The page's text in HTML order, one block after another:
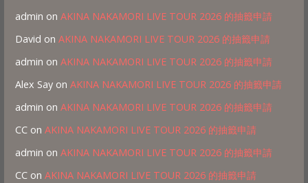
admin onAKINA NAKAMORI LIVE TOUR 2026 的抽籤申請
David onAKINA NAKAMORI LIVE TOUR 2026 的抽籤申請
admin onAKINA NAKAMORI LIVE TOUR 2026 的抽籤申請
Alex Say onAKINA NAKAMORI LIVE TOUR 2026 的抽籤申請
admin onAKINA NAKAMORI LIVE TOUR 2026 的抽籤申請
CC onAKINA NAKAMORI LIVE TOUR 2026 的抽籤申請
admin onAKINA NAKAMORI LIVE TOUR 2026 的抽籤申請
CC onAKINA NAKAMORI LIVE TOUR 2026 的抽籤申請